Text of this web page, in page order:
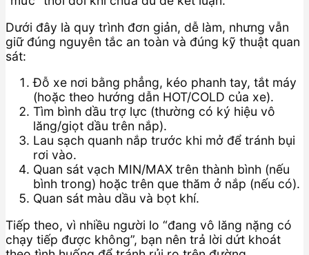
Dưới đây là quy trình đơn giản, dễ làm, nhưng vẫn
giữ đúng nguyên tắc an toàn và đúng kỹ thuật quan
sát:
Đỗ xe nơi bằng phẳng, kéo phanh tay, tắt máy
(hoặc theo hướng dẫn HOT/COLD của xe).
Tìm bình dầu trợ lực (thường có ký hiệu vô
lăng/giọt dầu trên nắp).
Lau sạch quanh nắp trước khi mở để tránh bụi
rơi vào.
Quan sát vạch MIN/MAX trên thành bình (nếu
bình trong) hoặc trên que thăm ở nắp (nếu có).
Quan sát màu dầu và bọt khí.
Tiếp theo, vì nhiều người lo “đang vô lăng nặng có
chạy tiếp được không”, bạn nên trả lời dứt khoát